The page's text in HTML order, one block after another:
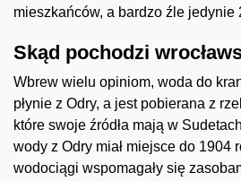
mieszkańców, a bardzo źle jedynie
Skąd pochodzi
Wbrew wielu opiniom, woda do
płynie z Odry, a jest pobierana z
które swoje źródła mają w
wody z Odry miał miejsce do 1904
wodociągi wspomagały się